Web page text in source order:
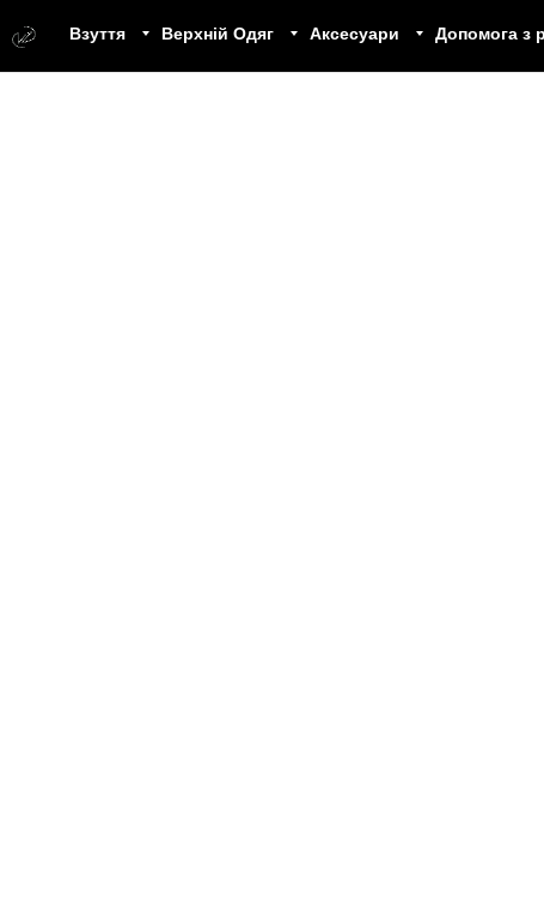
Взуття Верхній Одяг Аксесуари Допомога з